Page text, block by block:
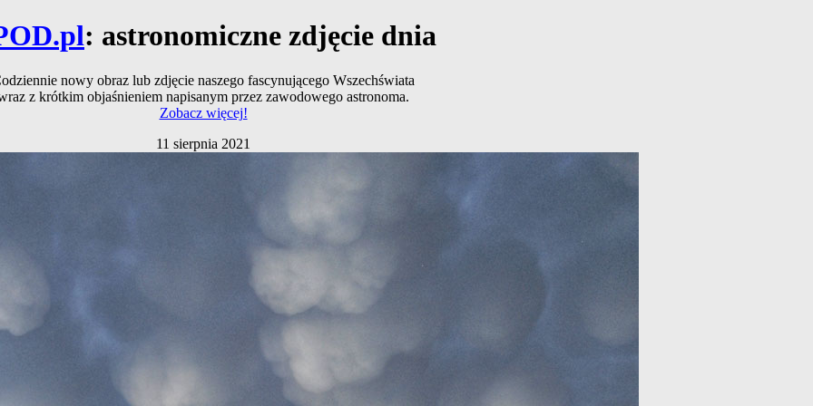
: astronomiczne zdjęcie dnia
nowy obraz lub zdjęcie naszego fascynującego Wszechświata
z krótkim objaśnieniem napisanym przez zawodowego astronoma.
Zobacz więcej!
11 sierpnia 2021